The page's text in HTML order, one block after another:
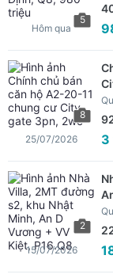
5
Hôm qua
8
3
25/07/2026
2
15/07/2026